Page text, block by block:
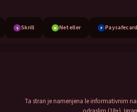
S Skrill N Neteller P Paysafecard
Ta stran je namenjena le informativnim